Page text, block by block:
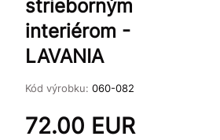
strieborným
interiérom -
LAVANIA
Kód výrobku: 060-082
72.00 EUR